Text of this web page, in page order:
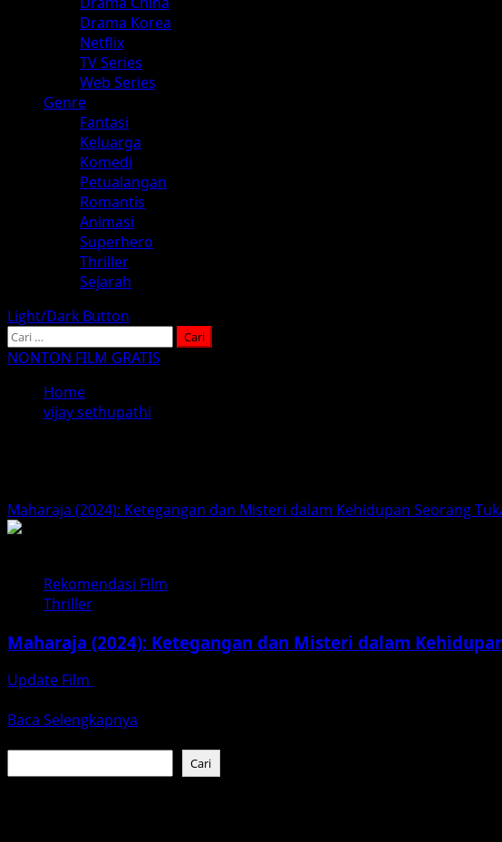
Drama Korea
Netflix
TV Series
Web Series
Genre
Fantasi
Keluarga
Komedi
Petualangan
Romantis
Animasi
Superhero
Thriller
Sejarah
Light/Dark Button
Cari
untuk:
NONTON FILM GRATIS
Home
vijay sethupathi
Maharaja (2024): Ketegangan dan Misteri dalam Kehidupan Seorang
Rekomendasi Film
Thriller
Maharaja (2024): Ketegangan dan Misteri dalam
Update Film
Baca Selengkapnya
Maharaja
Cari